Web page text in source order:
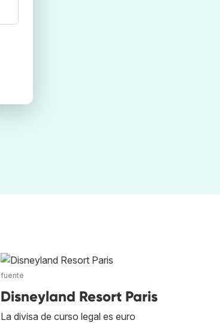
fuente
Disneyland Resort Paris
La divisa de curso legal es euro